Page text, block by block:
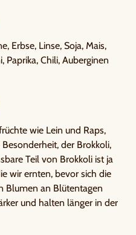
Erbse, Linse, Soja, Mais,
Paprika, Chili, Auberginen
wie Lein und Raps,
der Brokkoli,
Teil von Brokkoli ist ja
wir ernten, bevor sich die
Blumen an Blütentagen
und halten länger in der